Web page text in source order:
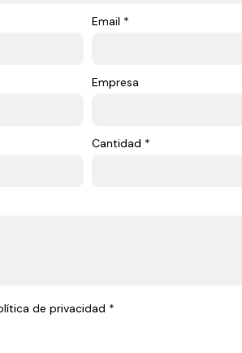
Email *
Empresa
Cantidad *
de privacidad *